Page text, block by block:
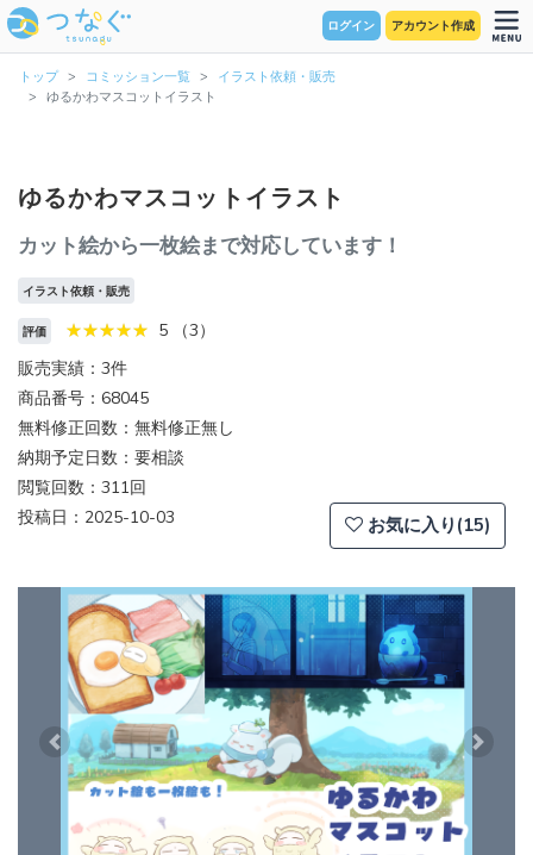
ログイン アカウント作成
トップ コミッション一覧
イラスト依頼・販売
ゆるかわマスコットイラスト
ゆるかわマスコットイラスト
カット絵から一枚絵まで対応しています！
イラスト依頼・販売
評価
5 （3）
販売実績：3件
商品番号：68045
無料修正回数：無料修正無し
納期予定日数：要相談
閲覧回数：311回
投稿日：2025-10-03
お気に入り(15)
Previous Next